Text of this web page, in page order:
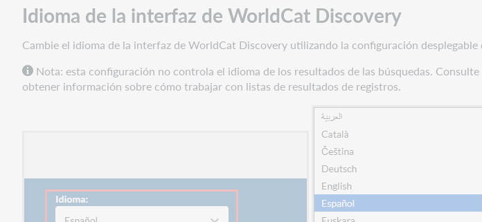
Idioma de la interfaz de WorldCat Discovery
Cambie el idioma de la interfaz de WorldCat Discovery utilizando la configuración
Nota: esta configuración no controla el idioma de los resultados de las búsquedas. Consulte
obtener información sobre cómo trabajar con listas de resultados de registros.